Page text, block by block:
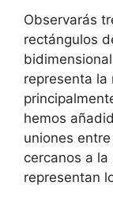
Observarás
rectángulos
representa la
hemos
uniones
cercanos a
representan